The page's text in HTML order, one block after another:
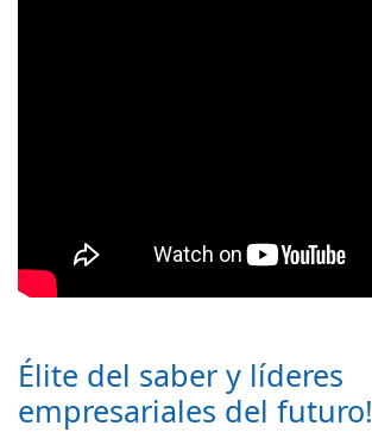
Élite del saber y líderes
empresariales del futuro!